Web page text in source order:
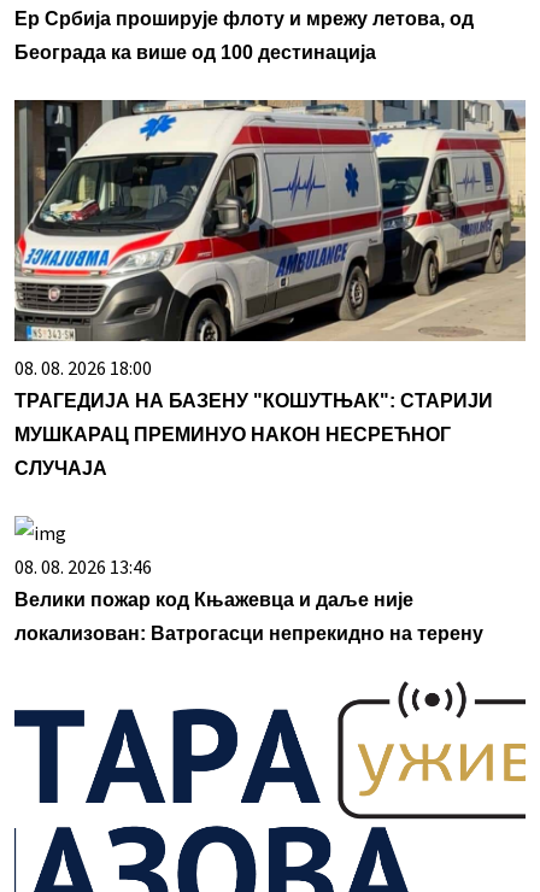
Ер Србија проширује флоту и мрежу летова, од
Београда ка више од 100 дестинација
08. 08. 2026 18:00
ТРАГЕДИЈА НА БАЗЕНУ "КОШУТЊАК": СТАРИЈИ
МУШКАРАЦ ПРЕМИНУО НАКОН НЕСРЕЋНОГ
СЛУЧАЈА
08. 08. 2026 13:46
Велики пожар код Књажевца и даље није
локализован: Ватрогасци непрекидно на терену